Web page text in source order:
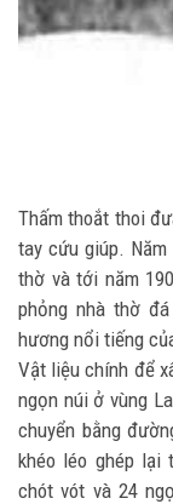
Thấm thoắt thoi
tay cứu giúp.
thờ và tới năm
phỏng nhà thờ
hương nổi tiếng
Vật liệu chính để
ngọn núi ở vùng
chuyển bằng
khéo léo ghép lại
chót vót và 24